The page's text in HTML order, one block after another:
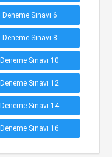
Deneme Sınavı 6
Deneme Sınavı 8
Deneme Sınavı 10
Deneme Sınavı 12
Deneme Sınavı 14
Deneme Sınavı 16